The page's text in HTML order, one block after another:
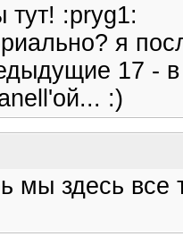
тут! :pryg1:
я
17 -
:)
мы здесь все